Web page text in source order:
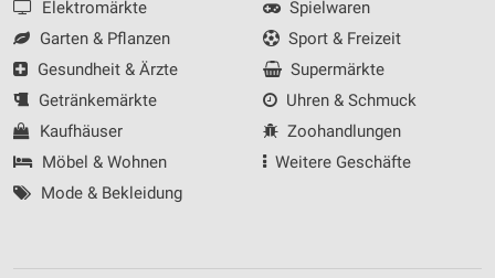
Elektromärkte
Garten & Pflanzen
Gesundheit & Ärzte
Getränkemärkte
Kaufhäuser
Möbel & Wohnen
Mode & Bekleidung
Spielwaren
Sport & Freizeit
Supermärkte
Uhren & Schmuck
Zoohandlungen
Weitere Geschäfte